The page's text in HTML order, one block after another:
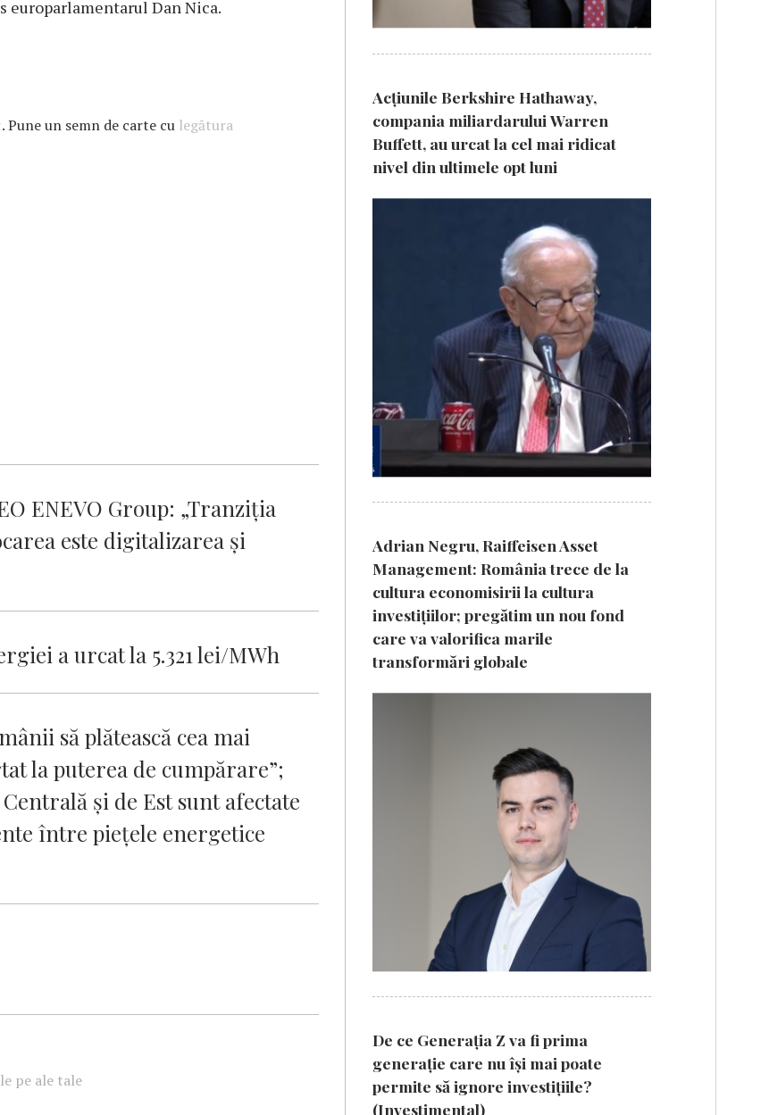
europarlamentarul Dan Nica.
. Pune un semn de carte cu legătura
ENEVO Group: „Tranziția
este digitalizarea și
a urcat la 5.321 lei/MWh
să plătească cea mai
la puterea de cumpărare”;
și de Est sunt afectate
între piețele energetice
pe ale tale
Acțiunile Berkshire Hathaway,
compania miliardarului Warren
Buffett, au urcat la cel mai ridicat
nivel din ultimele opt luni
Adrian Negru, Raiffeisen Asset
Management: România trece de la
cultura economisirii la cultura
investițiilor; pregătim un nou fond
care va valorifica marile
transformări globale
De ce Generația Z va fi prima
generație care nu își mai poate
permite să ignore investițiile?
(Investimental)